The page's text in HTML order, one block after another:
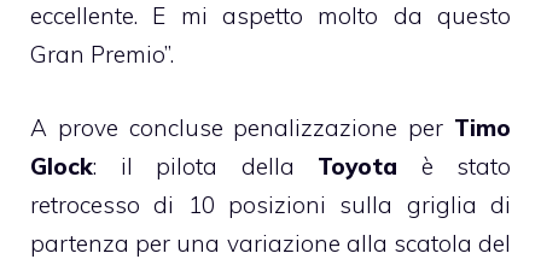
eccellente. E mi aspetto molto da questo
Gran Premio”.
A prove concluse penalizzazione per Timo
Glock: il pilota della Toyota è stato
retrocesso di 10 posizioni sulla griglia di
partenza per una variazione alla scatola del